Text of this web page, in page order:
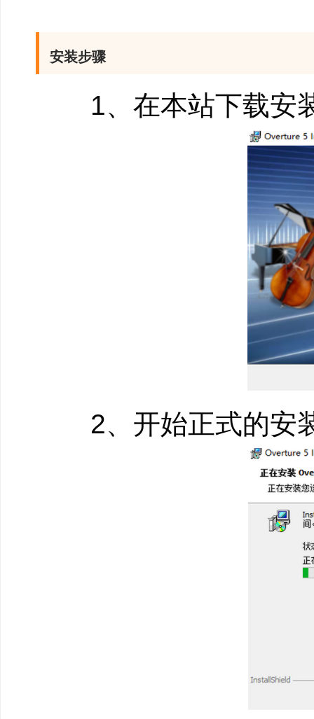
●独立窗口界面：
音乐上，而不是浪费
●线性视图：在
编辑您的音乐，也可
MIDI数据，让一切变
●全触屏操作：
安装步骤
1、在本站下载安装
2、开始正式的安